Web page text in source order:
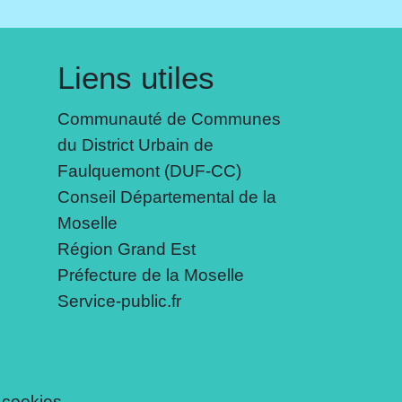
Liens utiles
Communauté de Communes
du District Urbain de
Faulquemont (DUF-CC)
Conseil Départemental de la
Moselle
Région Grand Est
Préfecture de la Moselle
Service-public.fr